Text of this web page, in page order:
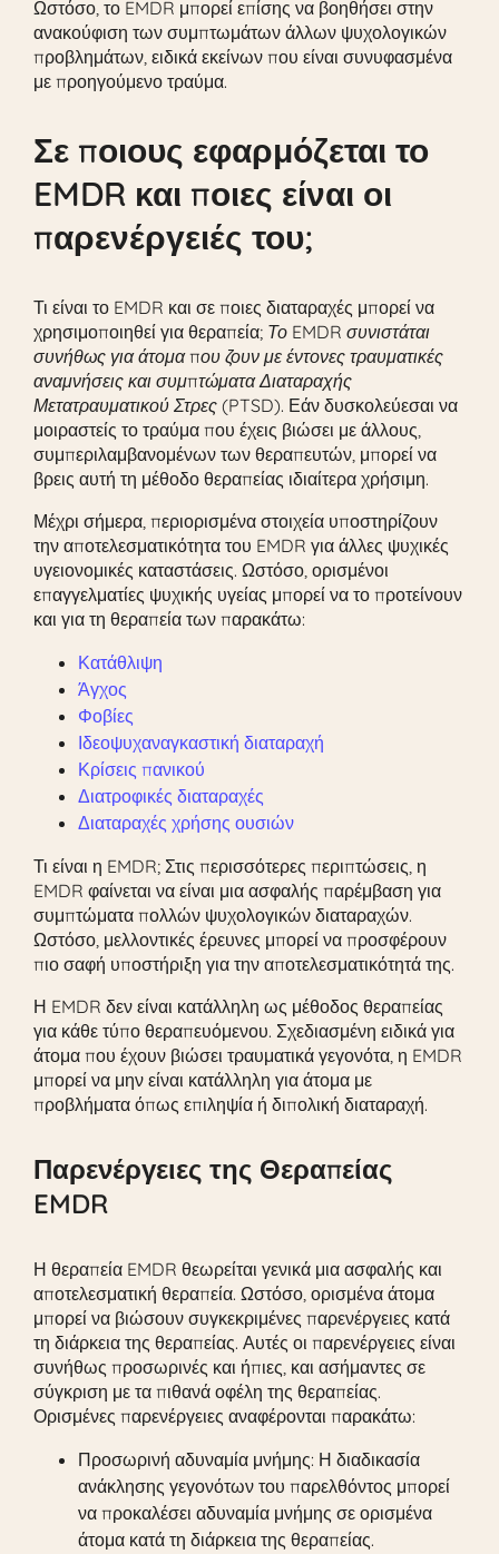
Ωστόσο, το EMDR μπορεί επίσης να βοηθήσει στην
ανακούφιση των συμπτωμάτων άλλων ψυχολογικών
προβλημάτων, ειδικά εκείνων που είναι συνυφασμένα
με προηγούμενο τραύμα.
Σε ποιους εφαρμόζεται το
EMDR και ποιες είναι οι
παρενέργειές του;
Τι είναι το EMDR και σε ποιες διαταραχές μπορεί να
χρησιμοποιηθεί για θεραπεία; Το EMDR συνιστάται
συνήθως για άτομα που ζουν με έντονες τραυματικές
αναμνήσεις και συμπτώματα Διαταραχής
Μετατραυματικού Στρες (PTSD). Εάν δυσκολεύεσαι να
μοιραστείς το τραύμα που έχεις βιώσει με άλλους,
συμπεριλαμβανομένων των θεραπευτών, μπορεί να
βρεις αυτή τη μέθοδο θεραπείας ιδιαίτερα χρήσιμη.
Μέχρι σήμερα, περιορισμένα στοιχεία υποστηρίζουν
την αποτελεσματικότητα του EMDR για άλλες ψυχικές
υγειονομικές καταστάσεις. Ωστόσο, ορισμένοι
επαγγελματίες ψυχικής υγείας μπορεί να το προτείνουν
και για τη θεραπεία των παρακάτω:
Κατάθλιψη
Άγχος
Φοβίες
Ιδεοψυχαναγκαστική διαταραχή
Κρίσεις πανικού
Διατροφικές διαταραχές
Διαταραχές χρήσης ουσιών
Τι είναι η EMDR; Στις περισσότερες περιπτώσεις, η
EMDR φαίνεται να είναι μια ασφαλής παρέμβαση για
συμπτώματα πολλών ψυχολογικών διαταραχών.
Ωστόσο, μελλοντικές έρευνες μπορεί να προσφέρουν
πιο σαφή υποστήριξη για την αποτελεσματικότητά της.
Η EMDR δεν είναι κατάλληλη ως μέθοδος θεραπείας
για κάθε τύπο θεραπευόμενου. Σχεδιασμένη ειδικά για
άτομα που έχουν βιώσει τραυματικά γεγονότα, η EMDR
μπορεί να μην είναι κατάλληλη για άτομα με
προβλήματα όπως επιληψία ή διπολική διαταραχή.
Παρενέργειες της Θεραπείας
EMDR
Η θεραπεία EMDR θεωρείται γενικά μια ασφαλής και
αποτελεσματική θεραπεία. Ωστόσο, ορισμένα άτομα
μπορεί να βιώσουν συγκεκριμένες παρενέργειες κατά
τη διάρκεια της θεραπείας. Αυτές οι παρενέργειες είναι
συνήθως προσωρινές και ήπιες, και ασήμαντες σε
σύγκριση με τα πιθανά οφέλη της θεραπείας.
Ορισμένες παρενέργειες αναφέρονται παρακάτω:
Προσωρινή αδυναμία μνήμης: Η διαδικασία
ανάκλησης γεγονότων του παρελθόντος μπορεί
να προκαλέσει αδυναμία μνήμης σε ορισμένα
άτομα κατά τη διάρκεια της θεραπείας.